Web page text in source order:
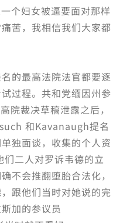
个妇女被逼要面对那样
苦，我相信我们大家都
的最高法院法官都要逐
过程。共和党缅因州参
裁决草稿泄露之后，
和Kavanaugh提名
独面谈，收集的个人资
二人对罗诉韦德的立
不会推翻堕胎合法化，
跟他们当时对她说的完
加的参议员